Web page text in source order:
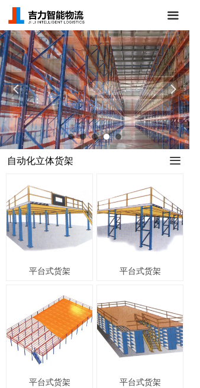
넳 넲
끀
关于我们
仓储货架
立体库货架
AGV/RGV小车
仓库管理系统
成功案例
联系我们
自动化立体货架 끀
平台式货架 平台式货架
平台式货架 平台式货架